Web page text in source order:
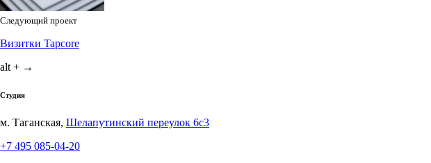
Следующий проект
Визитки Tapcore
alt + →
Студия
м. Таганская, Шелапутинский переулок 6с3
+7 495 085-04-20